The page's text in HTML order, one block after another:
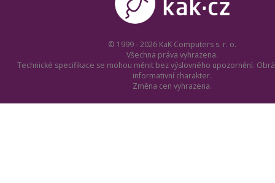
© 1999 - 2026 KaK Computers s. r. o.
Všechna práva vyhrazena.
Technické specifikace se mohou měnit bez výslovného upozornění.
informativní charakter.
Změna cen vyhrazena.